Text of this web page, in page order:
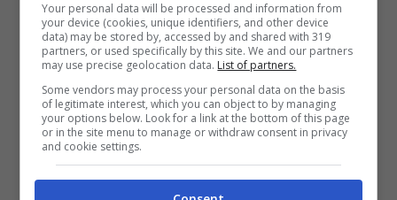
Frazionamento permessi Legge 104: come funziona e chi ne
ha diritto – uspms.it
Il monte ore mensile fruibile si calcola
dividendo l’orario normale di lavoro
settimanaleper il numero dei giorni lavorativi
settimanali e moltiplicando il risultato per tre.
Your personal data will be processed and information from
your device (cookies, unique identifiers, and other device
data) may be stored by, accessed by and shared with 319
partners, or used specifically by this site. We and our partners
may use precise geolocation data. List of partners.
Some vendors may process your personal data on the basis
of legitimate interest, which you can object to by managing
your options below. Look for a link at the bottom of this page
or in the site menu to manage or withdraw consent in privacy
and cookie settings.